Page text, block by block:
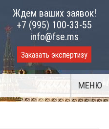
Ждем ваших заявок!
+7 (995) 100-33-55
info@fse.ms
Заказать экспертизу
МЕНЮ